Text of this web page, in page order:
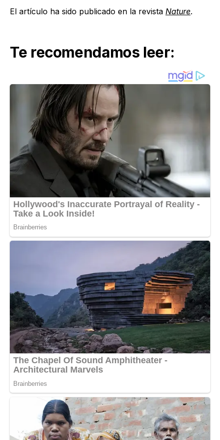
El artículo ha sido publicado en la revista Nature.
Te recomendamos leer: